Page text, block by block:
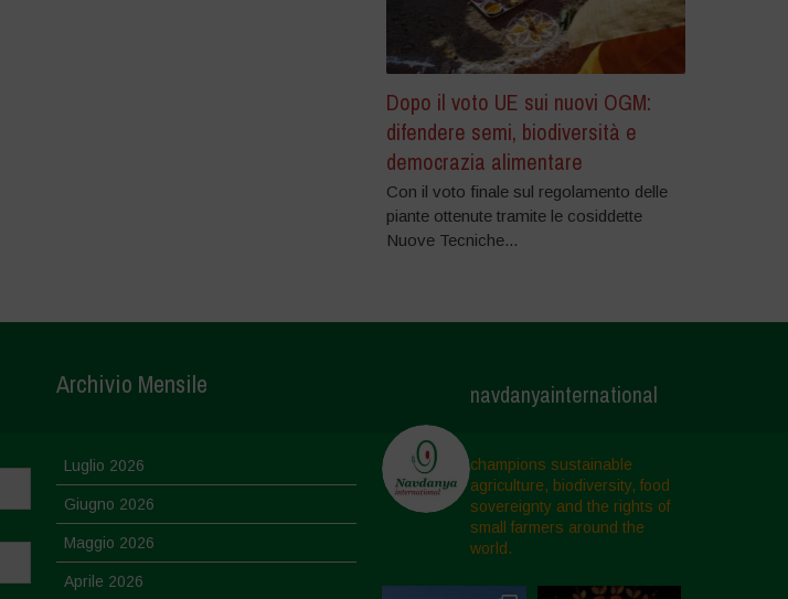
Dopo il voto UE sui nuovi OGM:
difendere semi, biodiversità e
democrazia alimentare
Con il voto finale sul regolamento delle
piante ottenute tramite le cosiddette
Nuove Tecniche...
Archivio Mensile
Luglio 2026
Giugno 2026
Maggio 2026
Aprile 2026
navdanyainternational
champions sustainable
agriculture, biodiversity, food
sovereignty and the rights of
small farmers around the
world.